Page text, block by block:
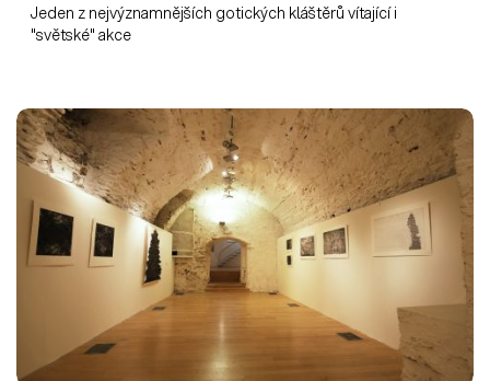
Jeden z nejvýznamnějších gotických kláštěrů vítající i
"světské" akce